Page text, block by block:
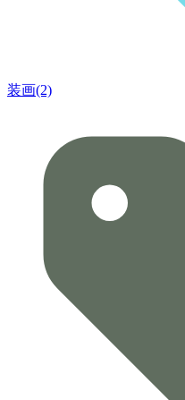
装画(2)